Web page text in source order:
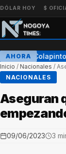
DÓLAR HOY $
AHORA
Franco
Inicio / Nacionales /
NACIONALES
Aseguran
09/06/2023 3